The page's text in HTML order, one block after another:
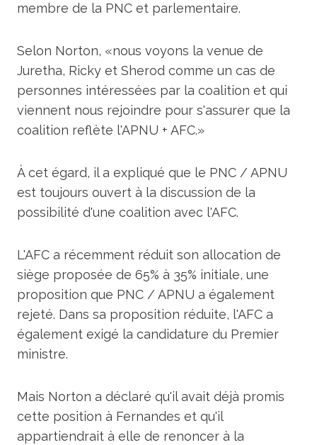
membre de la PNC et parlementaire.
Selon Norton, «nous voyons la venue de
Juretha, Ricky et Sherod comme un cas de
personnes intéressées par la coalition et qui
viennent nous rejoindre pour s'assurer que la
coalition reflète l'APNU + AFC.»
À cet égard, il a expliqué que le PNC / APNU
est toujours ouvert à la discussion de la
possibilité d'une coalition avec l'AFC.
L'AFC a récemment réduit son allocation de
siège proposée de 65% à 35% initiale, une
proposition que PNC / APNU a également
rejeté. Dans sa proposition réduite, l'AFC a
également exigé la candidature du Premier
ministre.
Mais Norton a déclaré qu'il avait déjà promis
cette position à Fernandes et qu'il
appartiendrait à elle de renoncer à la